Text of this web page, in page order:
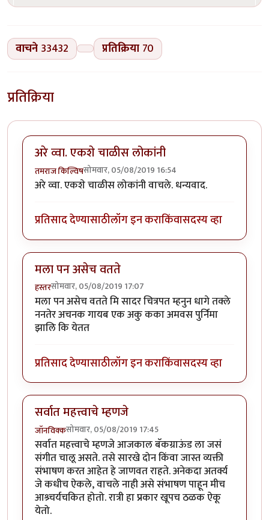
वाचने 33432 प्रतिक्रिया 70
प्रतिक्रिया
अरे व्वा. एकशे चाळीस लोकांनी
तमराज किल्विषसोमवार, 05/08/2019 16:54
अरे व्वा. एकशे चाळीस लोकांनी वाचले. धन्यवाद.
प्रतिसाद देण्यासाठीलॉग इन कराकिंवासदस्य व्हा
मला पन असेच वतते
हस्तरसोमवार, 05/08/2019 17:07
मला पन असेच वतते मि सादर चित्रपत म्हनुन धागे तक्ले
ननतेर अचनक गायब एक अकु कका अमवस पुर्निमा
झालि कि येतत
प्रतिसाद देण्यासाठीलॉग इन कराकिंवासदस्य व्हा
सर्वात महत्त्वाचे म्हणजे
जॉनविक्कसोमवार, 05/08/2019 17:45
सर्वात महत्त्वाचे म्हणजे आजकाल बॅकग्राऊंड ला जसं
संगीत चालू असते. तसे सारखे दोन किंवा जास्त व्यक्ती
संभाषण करत आहेत हे जाणवत राहते. अनेकदा अतर्क्य
जे कधीच ऐकले, वाचले नाही असे संभाषण पाहून मीच
आश्र्चर्यचकित होतो. रात्री हा प्रकार खूपच ठळक ऐकू
येतो.